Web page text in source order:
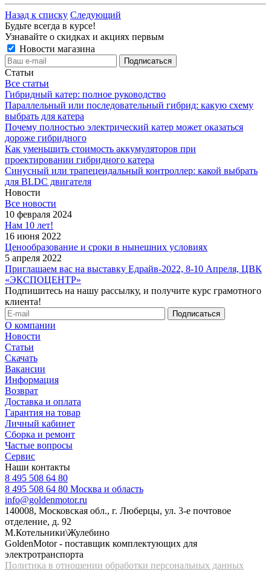
Назад к списку Следующий
Будьте всегда в курсе!
Узнавайте о скидках и акциях первым
Новости магазина
Статьи
Все статьи
Гибридный катер: полное руководство
Параллельный или последовательный гибрид: какую схему
выбрать для катера
Почему полностью электрический катер может оказаться
дороже гибридного
Как уменьшить стоимость аккумуляторов при
проектировании гибридного катера
Синусный или трапецеидальный контроллер: какой выбрать
для BLDC двигателя
Новости
Все новости
10 февраля 2024
Нам 10 лет!
16 июня 2022
Ценообразование и сроки в нынешних условиях
5 апреля 2022
Приглашаем вас на выставку Едрайв-2022, 8-10 Апреля, ЦВК
«ЭКСПОЦЕНТР»
Подпишитесь на нашу рассылку, и получите курс грамотного
клиента!
О компании
Новости
Статьи
Скачать
Вакансии
Информация
Возврат
Доставка и оплата
Гарантия на товар
Личный кабинет
Сборка и ремонт
Частые вопросы
Сервис
Наши контакты
8 495 508 64 80
8 495 508 64 80 Москва и область
info@goldenmotor.ru
140008, Московская обл., г. Люберцы, ул. 3-е почтовое
отделение, д. 92
М.Котельники\Жулебино
GoldenMotor - поставщик комплектующих для
электротранспорта
Политика в отношении обработки персональных данных